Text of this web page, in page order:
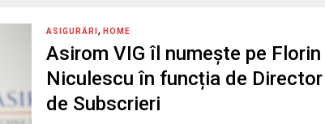
ASIGURĂRI , HOME
Asirom VIG îl numește pe Florin
Niculescu în funcția de Director
de Subscrieri